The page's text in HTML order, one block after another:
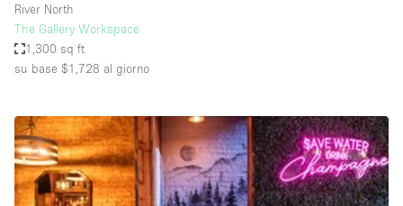
Attrezzature da ufficio
Bagni
Bagno
Bar
Camere Multiple
Camerini di prova
River North
The Gallery Workspace
1,300 sq ft
su base $1,728 al giorno